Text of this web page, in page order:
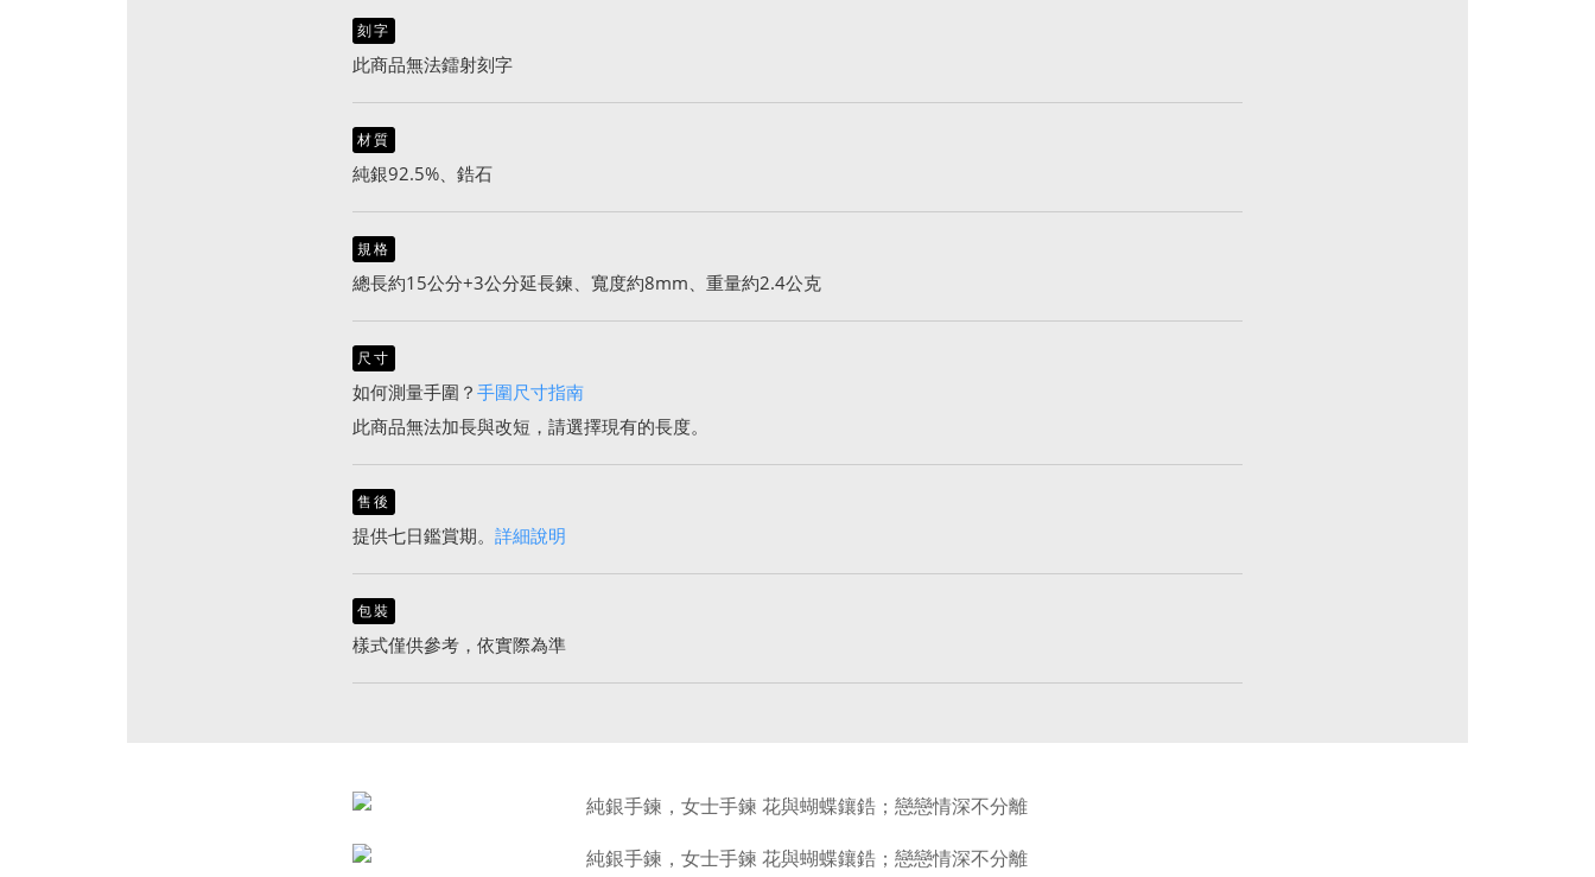
刻字
此商品無法鐳射刻字
材質
純銀92.5%、鋯石
規格
總長約15公分+3公分延長鍊、寬度約8mm、重量約2.4公克
尺寸
如何測量手圍？ 手圍尺寸指南
此商品無法加長與改短，請選擇現有的長度。
售後
提供七日鑑賞期。 詳細說明
包裝
樣式僅供參考，依實際為準